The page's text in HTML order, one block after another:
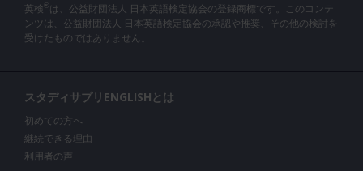
英検 ® は、公益財団法人 日本英語検定協会の登録商標です。このコンテ
ンツは、公益財団法人 日本英語検定協会の承認や推奨、その他の検討を
受けたものではありません。
スタディサプリENGLISHとは
初めての方へ
継続できる理由
利用者の声